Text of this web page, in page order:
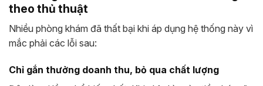
theo thủ thuật
Nhiều phòng khám đã thất bại khi áp dụng hệ thống này vì
mắc phải các lỗi sau:
Chỉ gắn thưởng doanh thu, bỏ qua chất lượng